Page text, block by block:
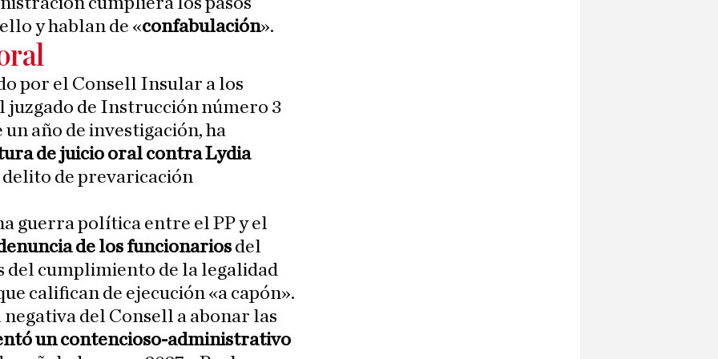
y hablan de «confabulación».
por el Consell Insular a los
juzgado de Instrucción número 3
un año de investigación, ha
de juicio oral contra Lydia
de prevaricación
guerra política entre el PP y el
de los funcionarios del
del cumplimiento de la legalidad
califican de ejecución «a capón».
del Consell a abonar las
un contencioso-administrativo